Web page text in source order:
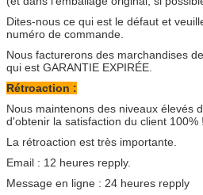
Dites-nous ce qui est le défaut et
numéro de commande.
Nous facturerons des marchandises
qui est GARANTIE EXPIRÉE.
Rétroaction :
Nous maintenons des niveaux élevés
d'obtenir la satisfaction du client 100% !
La rétroaction est très importante.
Email : 12 heures repply.
Message en ligne : 24 heures repply